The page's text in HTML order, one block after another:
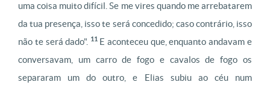
uma coisa muito difícil. Se me vires quando me arrebatarem
da tua presença, isso te será concedido; caso contrário, isso
não te será dado". 11 E aconteceu que, enquanto andavam e
conversavam, um carro de fogo e cavalos de fogo os
separaram um do outro, e Elias subiu ao céu num